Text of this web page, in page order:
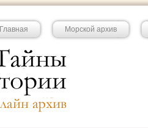
Главная Морской архив